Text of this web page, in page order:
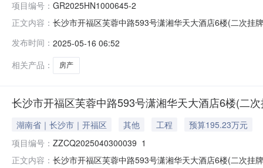
项目编号： GR2025HN1000645-2
正文内容： 长沙市开福区芙蓉中路593号潇湘华天大酒店6楼(二次挂
联系电话：-1、转让标的基本情况项目名称长沙市开福
发布时间： 2025-05-16 06:52
相关产品：
房产
长沙市开福区芙蓉中路593号潇湘华天大酒店6楼(二
湖南省｜长沙市｜开福区 其他 工程
预算195.23万元
项目编号： ZZCQ2025040300039_1
正文内容： 长沙市开福区芙蓉中路593号潇湘华天大酒店6楼(二次挂